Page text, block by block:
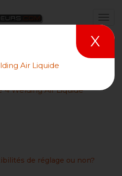
de réglage ou non?
X